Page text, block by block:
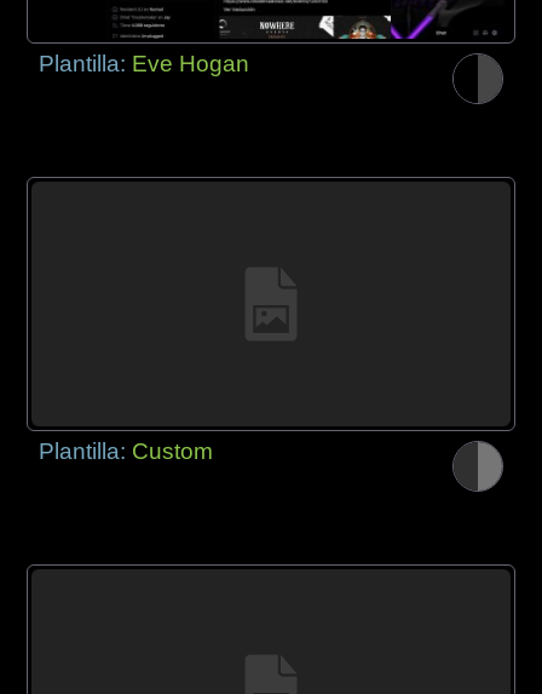
Plantilla: Eve Hogan
Plantilla: Custom